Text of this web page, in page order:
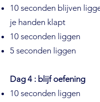
10 seconden blijven
je handen klapt
10 seconden liggen
5 seconden liggen
Dag 4 : blijf oefening
10 seconden liggen